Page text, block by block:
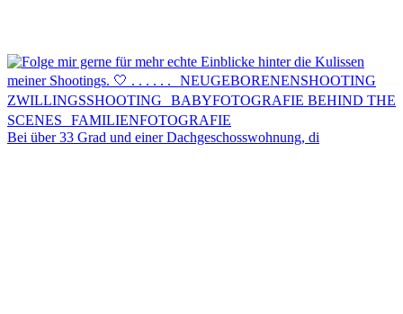
Bei über 33 Grad und einer Dachgeschosswohnung, di